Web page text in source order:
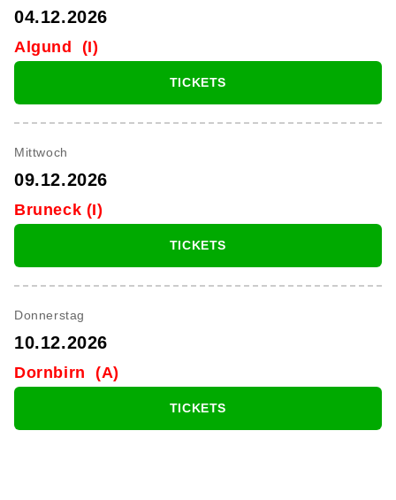
04.12.2026
Algund (I)
TICKETS
Mittwoch
09.12.2026
Bruneck (I)
TICKETS
Donnerstag
10.12.2026
Dornbirn (A)
TICKETS